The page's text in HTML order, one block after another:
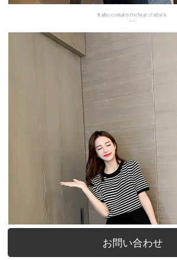
お問い合わせ